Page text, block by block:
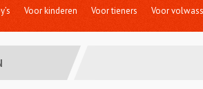
Voor kinderen Voor tieners Voor